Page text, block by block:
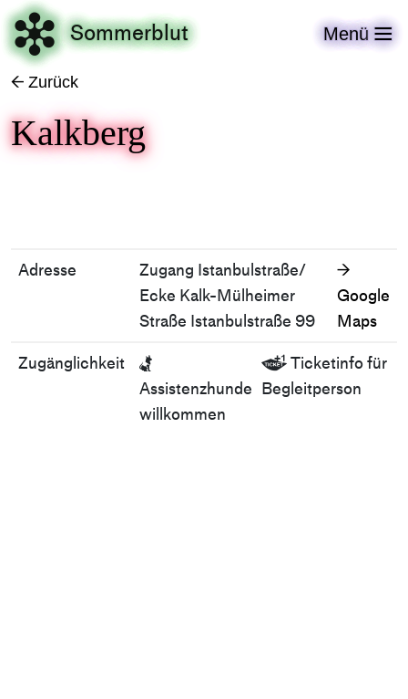
 Sommerblut Menü 
← Zurück
Kalkberg
Adresse
Zugang Istanbulstraße/
Ecke Kalk-Mülheimer
Straße Istanbulstraße 99
→
Google
Maps
Zugänglichkeit 
Assistenzhunde
willkommen
 Ticketinfo für
Begleitperson